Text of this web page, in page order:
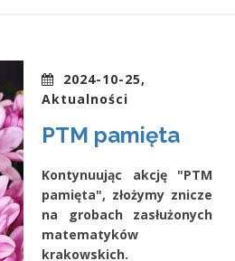
2024-10-25,
Aktualności
PTM pamięta
Kontynuując akcję "PTM
pamięta", złożymy znicze
na grobach zasłużonych
matematyków
krakowskich.